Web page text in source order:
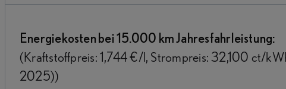
Energiekosten bei 15.000 km Jahresfahrleistung:
(Kraftstoffpreis: 1,744 €/l, Strompreis: 32,100 ct/
2025))